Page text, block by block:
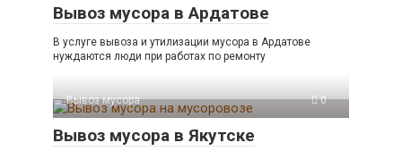
Вывоз мусора в Ардатове
В услуге вывоза и утилизации мусора в Ардатове
нуждаются люди при работах по ремонту
Вывоз мусора 0
Вывоз мусора в Якутске